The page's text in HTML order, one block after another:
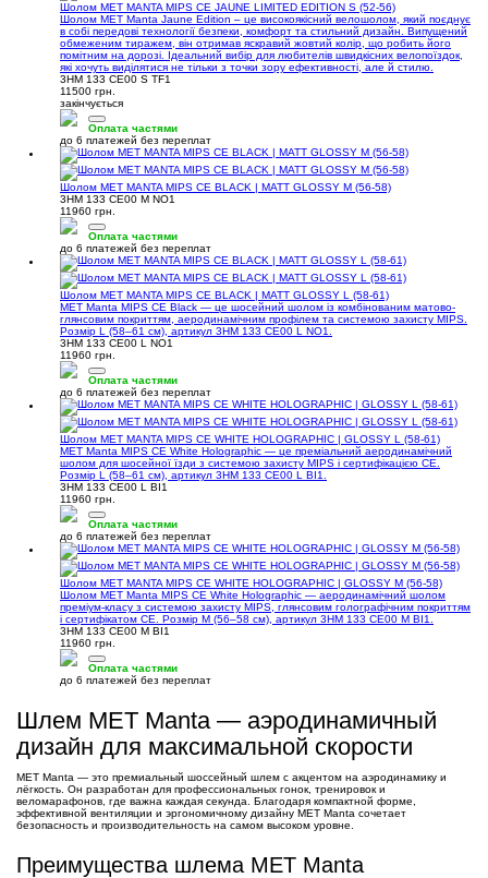
Шолом MET MANTA MIPS CE JAUNE LIMITED EDITION S (52-56)
Шолом MET Manta Jaune Edition – це високоякісний велошолом, який поєднує
в собі передові технології безпеки, комфорт та стильний дизайн. Випущений
обмеженим тиражем, він отримав яскравий жовтий колір, що робить його
помітним на дорозі. Ідеальний вибір для любителів швидкісних велопоїздок,
які хочуть виділятися не тільки з точки зору ефективності, але й стилю.
3HM 133 CE00 S TF1
11500 грн.
закінчується
Оплата частями
до 6 платежей без переплат
Шолом MET MANTA MIPS CE BLACK | MATT GLOSSY M (56-58)
3HM 133 CE00 M NO1
11960 грн.
Оплата частями
до 6 платежей без переплат
Шолом MET MANTA MIPS CE BLACK | MATT GLOSSY L (58-61)
MET Manta MIPS CE Black — це шосейний шолом із комбінованим матово-
глянсовим покриттям, аеродинамічним профілем та системою захисту MIPS.
Розмір L (58–61 см), артикул 3HM 133 CE00 L NO1.
3HM 133 CE00 L NO1
11960 грн.
Оплата частями
до 6 платежей без переплат
Шолом MET MANTA MIPS CE WHITE HOLOGRAPHIC | GLOSSY L (58-61)
MET Manta MIPS CE White Holographic — це преміальний аеродинамічний
шолом для шосейної їзди з системою захисту MIPS і сертифікацією CE.
Розмір L (58–61 см), артикул 3HM 133 CE00 L BI1.
3HM 133 CE00 L BI1
11960 грн.
Оплата частями
до 6 платежей без переплат
Шолом MET MANTA MIPS CE WHITE HOLOGRAPHIC | GLOSSY M (56-58)
Шолом MET Manta MIPS CE White Holographic — аеродинамічний шолом
преміум-класу з системою захисту MIPS, глянсовим голографічним покриттям
і сертифікатом CE. Розмір M (56–58 см), артикул 3HM 133 CE00 M BI1.
3HM 133 CE00 M BI1
11960 грн.
Оплата частями
до 6 платежей без переплат
Шлем MET Manta — аэродинамичный
дизайн для максимальной скорости
MET Manta — это премиальный шоссейный шлем с акцентом на аэродинамику и
лёгкость. Он разработан для профессиональных гонок, тренировок и
веломарафонов, где важна каждая секунда. Благодаря компактной форме,
эффективной вентиляции и эргономичному дизайну MET Manta сочетает
безопасность и производительность на самом высоком уровне.
Преимущества шлема MET Manta